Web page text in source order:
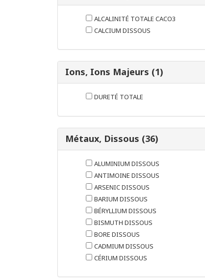
ALCALINITÉ TOTALE CACO3
CALCIUM DISSOUS
Ions, Ions Majeurs (1)
DURETÉ TOTALE
Métaux, Dissous (36)
ALUMINIUM DISSOUS
ANTIMOINE DISSOUS
ARSENIC DISSOUS
BARIUM DISSOUS
BÉRYLLIUM DISSOUS
BISMUTH DISSOUS
BORE DISSOUS
CADMIUM DISSOUS
CÉRIUM DISSOUS